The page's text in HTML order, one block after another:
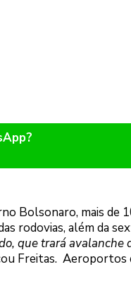
Bolsonaro, mais de
rodovias, além da
que trará avalanche
Freitas. Aeroportos